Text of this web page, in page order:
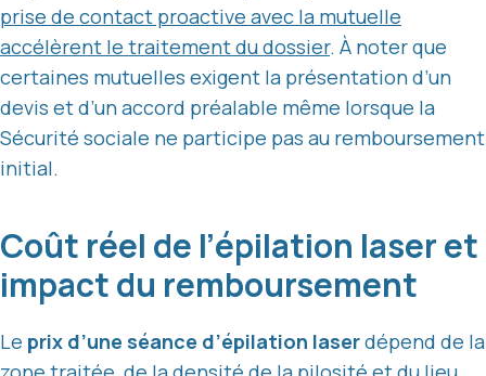
prise de contact proactive avec la mutuelle
accélèrent le traitement du dossier. À noter que
certaines mutuelles exigent la présentation d’un
devis et d’un accord préalable même lorsque la
Sécurité sociale ne participe pas au remboursement
initial.
Coût réel de l’épilation laser et
impact du remboursement
Le prix d’une séance d’épilation laserdépend de la